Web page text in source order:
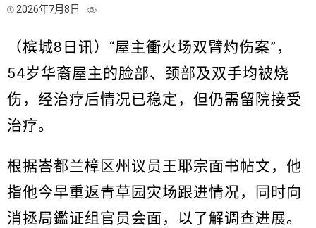
2026年7月8日
（槟城8日讯）“屋主衝火场双臂灼伤案”，
54岁华裔屋主的脸部、颈部及双手均被烧
伤，经治疗后情况已稳定，但仍需留院接受
治疗。
根据峇都兰樟区州议员王耶宗面书帖文，他
指他今早重返青草园灾场跟进情况，同时向
消拯局鑑证组官员会面，以了解调查进展。